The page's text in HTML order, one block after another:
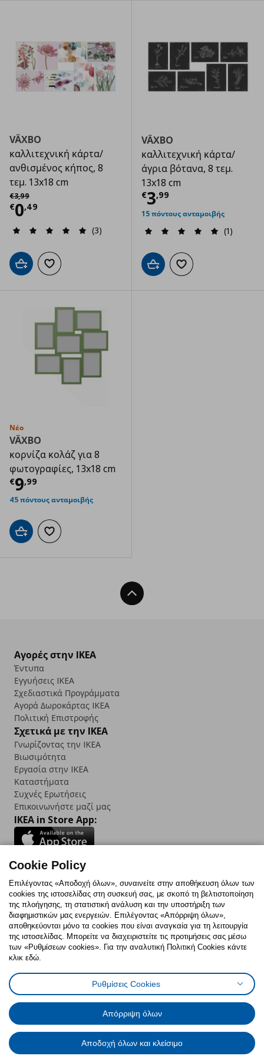
VÄXBO
καλλιτεχνική κάρτα/
ανθισμένος κήπος, 8
τεμ. 13x18 cm
€3,99
Αρχική τιμή
€0,49
Τρέχουσα τιμή € 0,49
(3)
Προσθήκη στο καλάθι
Προσθήκη στα αγαπημένα
VÄXBO
καλλιτεχνική κάρτα/
άγρια βότανα, 8 τεμ.
13x18 cm
€3,99
Τρέχουσα
15 πόντους ανταμοιβής
(1)
Προσθήκη στο καλάθι
Προσθήκη στα
Νέο
VÄXBO
κορνίζα κολάζ για 8
φωτογραφίες, 13x18 cm
€9,99
Τρέχουσα τιμή
45 πόντους ανταμοιβής
Προσθήκη στο καλάθι
Προσθήκη στα αγαπημένα
Back To Top
Αγορές στην IKEA
Έντυπα
Εγγυήσεις IKEA
Σχεδιαστικά Προγράμματα
Αγορά Δωρoκάρτας IKEA
Πολιτική Επιστροφής
Σχετικά με την IKEA
Γνωρίζοντας την IKEA
Βιωσιμότητα
Εργασία στην IKEA
Καταστήματα
Συχνές Ερωτήσεις
Επικοινωνήστε μαζί μας
IKEA in Store App:
Follow us:
FacebookInstagram
TikTokYoutubePinterestTwitter
Πολιτική CookiesΔήλωση ψηφιακής προσβασιμότητας
Ρυθμίσεις cookiesΌροι Χρήσης
Γενική Πολιτική Προσωπικών Δεδομένων
Πολιτική Προσωπικών Δεδομένων για ΙΚΕΑ.gr
Κώδικας Καταναλωτικής Δεοντολογίας
Cookie Policy
Επιλέγοντας «Αποδοχή όλων», συναινείτε στην αποθήκευση όλων των
cookies της ιστοσελίδας στη συσκευή σας, με σκοπό τη βελτιστοποίηση
της πλοήγησης, τη στατιστική ανάλυση και την υποστήριξη των
διαφημιστικών μας ενεργειών. Επιλέγοντας «Απόρριψη όλων»,
αποθηκεύονται μόνο τα cookies που είναι αναγκαία για τη λειτουργία
της ιστοσελίδας. Μπορείτε να διαχειριστείτε τις προτιμήσεις σας μέσω
των «Ρυθμίσεων cookies». Για την αναλυτική Πολιτική Cookies κάντε
κλικ εδώ.
Ρυθμίσεις Cookies
Απόρριψη όλων
Αποδοχή όλων και κλείσιμο